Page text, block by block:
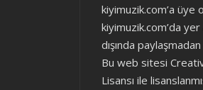
kiyimuzik.com’a üye
kiyimuzik.com’da yer
dışında
Bu web sitesi
Lisansı ile